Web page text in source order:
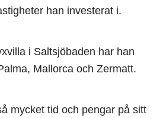
han investerat i.
i Saltsjöbaden har han
Mallorca och Zermatt.
mycket tid och pengar på sitt